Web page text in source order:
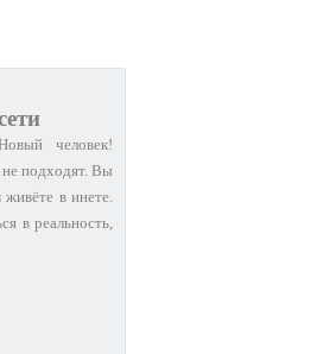
человек!
подходят. Вы
в инете.
в реальность,